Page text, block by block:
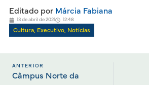
Editado porMárcia Fabiana
13 de abril de 2021 12:48
Cultura, Executivo, Notícias
ANTERIOR
Câmpus Norte da